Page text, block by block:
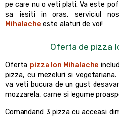
pe care nu o veti plati. Va este
sa iesiti in oras, serviciul
Mihalacheeste alaturi de voi!
Oferta de pizza
Oferta pizza Ion Mihalache
pizza, cu mezeluri si
va veti bucura de un gust
mozzarela, carne si legume
Comandand 3 pizza cu acceasi